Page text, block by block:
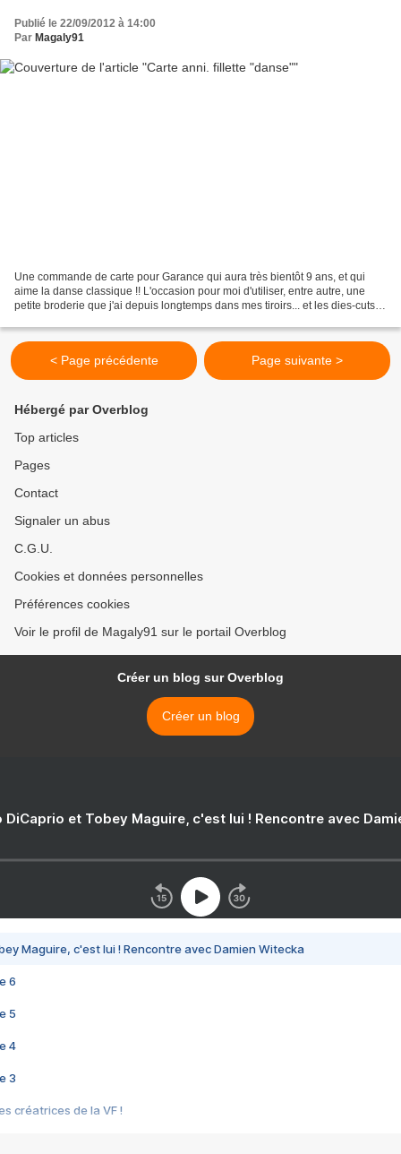
Publié le 22/09/2012 à 14:00
Par Magaly91
Une commande de carte pour Garance qui aura très bientôt 9 ans, et qui
aime la danse classique !! L'occasion pour moi d'utiliser, entre autre, une
petite broderie que j'ai depuis longtemps dans mes tiroirs... et les dies-cuts
< Page précédente Page suivante >
Hébergé par Overblog
Top articles
Pages
Contact
Signaler un abus
C.G.U.
Cookies et données personnelles
Préférences cookies
Voir le profil de Magaly91 sur le portail Overblog
Créer un blog sur Overblog
Créer un blog
DiCaprio et Tobey Maguire, c'est lui ! Rencontre avec
Maguire, c'est lui ! Rencontre avec Damien Witecka
6
5
4
3
créatrices de la VF !